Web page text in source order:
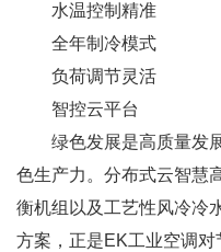
水温控制精准
全年制冷模式
负荷调节灵活
智控云平台
绿色发展是高质量发
色生产力。分布式云智慧
衡机组以及工艺性风冷冷
方案，正是EK工业空调